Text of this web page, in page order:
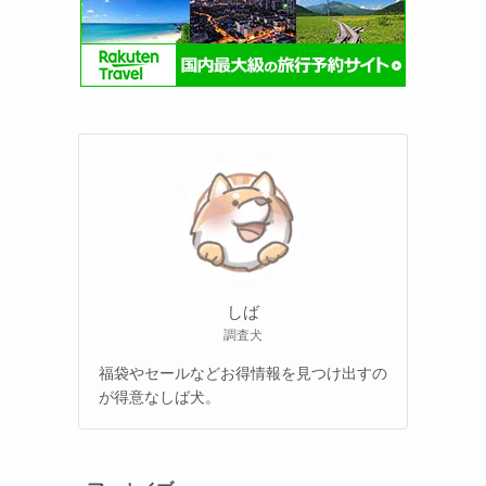
しば
調査犬
福袋やセールなどお得情報を見つけ出すの
が得意なしば犬。